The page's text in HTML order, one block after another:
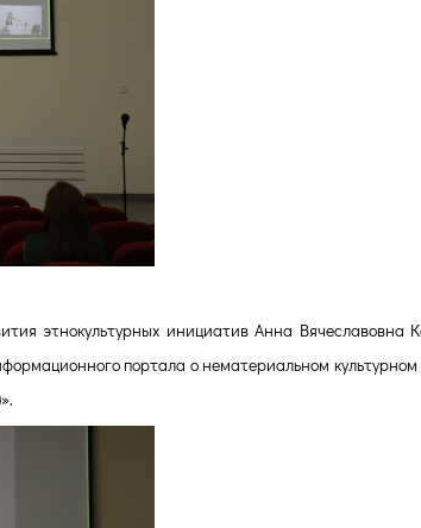
этнокультурных инициативАнна Вячеславовна
портала о нематериальном